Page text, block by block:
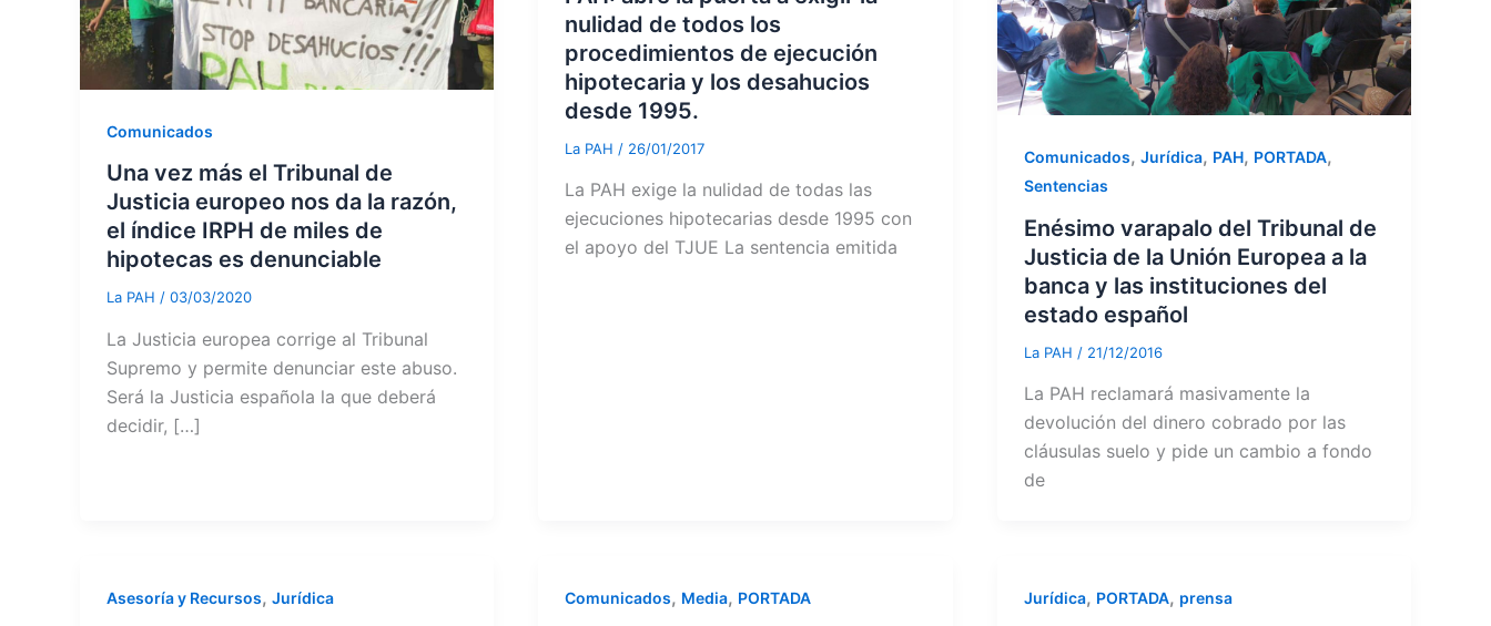
Comunicados
Una vez más el Tribunal de
Justicia europeo nos da la razón,
el índice IRPH de miles de
hipotecas es denunciable
La PAH / 03/03/2020
La Justicia europea corrige al Tribunal
Supremo y permite denunciar este abuso.
Será la Justicia española la que deberá
decidir, […]
nulidad de todos los
procedimientos de ejecución
hipotecaria y los desahucios
desde 1995.
La PAH / 26/01/2017
La PAH exige la nulidad de todas las
ejecuciones hipotecarias desde 1995 con
el apoyo del TJUE La sentencia emitida
Comunicados, Jurídica, PAH, PORTADA,
Sentencias
Enésimo varapalo del Tribunal de
Justicia de la Unión Europea a la
banca y las instituciones del
estado español
La PAH / 21/12/2016
La PAH reclamará masivamente la
devolución del dinero cobrado por las
cláusulas suelo y pide un cambio a fondo
de
Asesoría y Recursos, Jurídica Comunicados, Media, PORTADA Jurídica, PORTADA, prensa